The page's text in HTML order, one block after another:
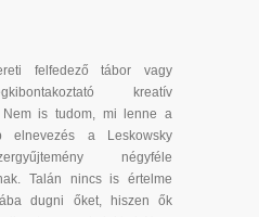
felfedező tábor vagy
kreatív
Nem is tudom, mi lenne a
elnevezés a Leskowsky
négyféle
Talán nincs is értelme
dugni őket, hiszen ők